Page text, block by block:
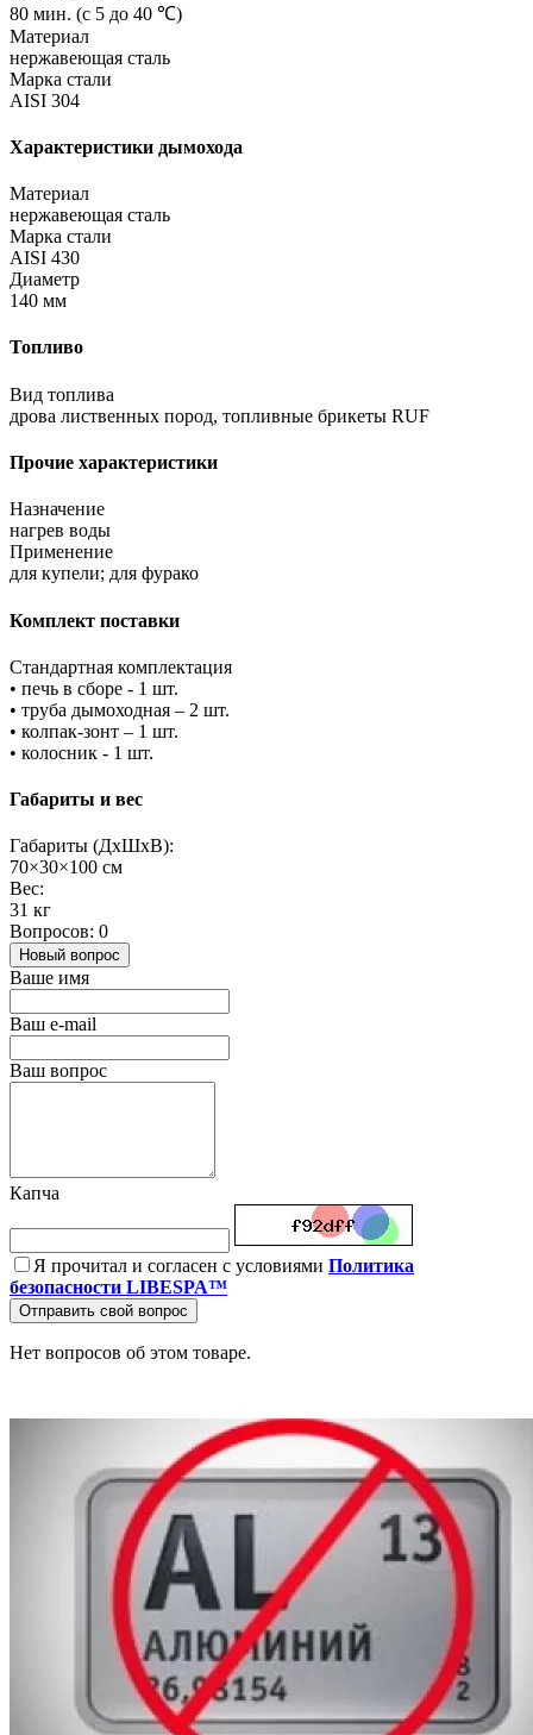
80 мин. (с 5 до 40 ℃)
Материал
нержавеющая сталь
Марка стали
AISI 304
Характеристики дымохода
Материал
нержавеющая сталь
Марка стали
AISI 430
Диаметр
140 мм
Топливо
Вид топлива
дрова лиственных пород, топливные брикеты RUF
Прочие характеристики
Назначение
нагрев воды
Применение
для купели; для фурако
Комплект поставки
Стандартная комплектация
• печь в сборе - 1 шт.
• труба дымоходная – 2 шт.
• колпак-зонт – 1 шт.
• колосник - 1 шт.
Габариты и вес
Габариты (ДхШхВ):
70×30×100 см
Вес:
31 кг
Вопросов: 0
Новый вопрос
Ваше имя
Ваш e-mail
Ваш вопрос
Капча
Я прочитал и согласен с условиями Политика
безопасности LIBESPA™
Отправить свой вопрос
Нет вопросов об этом товаре.